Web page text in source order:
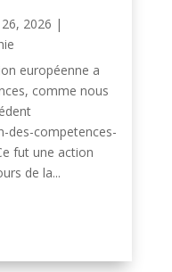
2026 |
européenne a
comme nous
des-competences-
fut une action
de la...